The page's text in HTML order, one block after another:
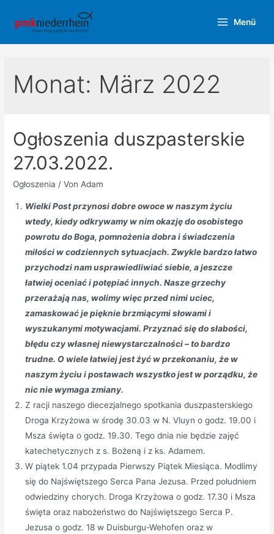
Inhalt
Menü
Monat: März 2022
Ogłoszenia duszpasterskie
27.03.2022.
Ogłoszenia / VonAdam
Wielki Post przynosi dobre owoce w naszym życiu
wtedy, kiedy odkrywamy w nim okazję do osobistego
powrotu do Boga, pomnożenia dobra i świadczenia
miłości w codziennych sytuacjach. Zwykle bardzo łatwo
przychodzi nam usprawiedliwiać siebie, a jeszcze
łatwiej oceniać i potępiać innych. Nasze grzechy
przerażają nas, wolimy więc przed nimi uciec,
zamaskować je pięknie brzmiącymi słowami i
wyszukanymi motywacjami. Przyznać się do słabości,
błędu czy własnej niewystarczalności – to bardzo
trudne. O wiele łatwiej jest żyć w przekonaniu, że w
naszym życiu i postawach wszystko jest w porządku, że
nic nie wymaga zmiany.
Z racji naszego diecezjalnego spotkania duszpasterskiego
Droga Krzyżowa w środę 30.03 w N. Vluyn o godz. 19.00 i
Msza święta o godz. 19.30. Tego dnia nie będzie zajęć
katechetycznych z s. Bożeną i z ks. Adamem.
W piątek 1.04 przypada Pierwszy Piątek Miesiąca. Modlimy
się do Najświętszego Serca Pana Jezusa. Przed południem
odwiedziny chorych. Droga Krzyżowa o godz. 17.30 i Msza
święta oraz nabożeństwo do Najświętszego Serca P.
Jezusa o godz. 18 w Duisburgu-Wehofen oraz w